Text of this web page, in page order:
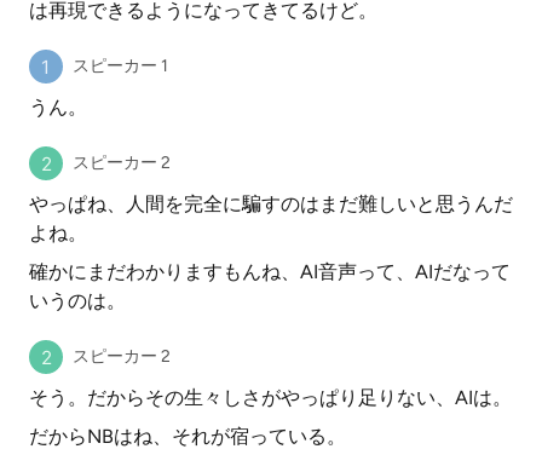
は再現できるようになってきてるけど。
スピーカー 1
うん。
スピーカー 2
やっぱね、人間を完全に騙すのはまだ難しいと思うんだ
よね。
確かにまだわかりますもんね、AI音声って、AIだなって
いうのは。
スピーカー 2
そう。だからその生々しさがやっぱり足りない、AIは。
だからNBはね、それが宿っている。